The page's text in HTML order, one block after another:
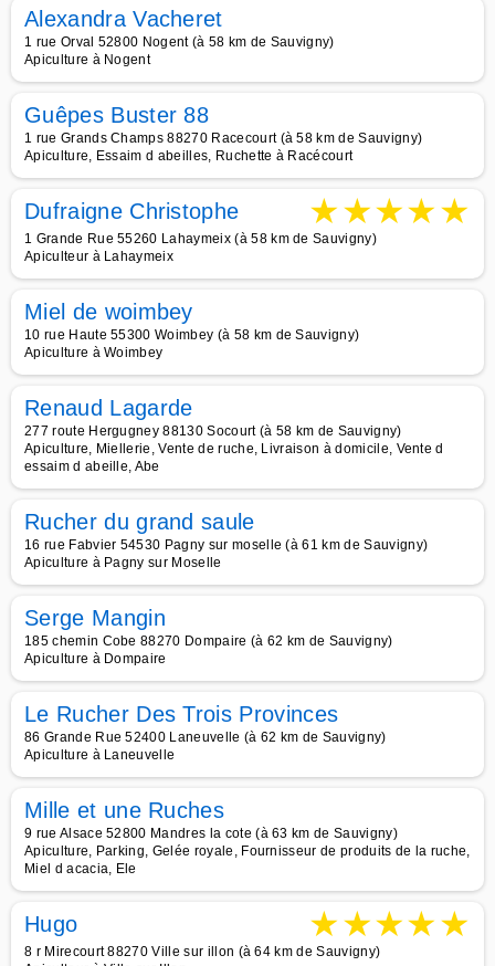
Alexandra Vacheret
1 rue Orval 52800 Nogent (à 58 km de Sauvigny)
Apiculture à Nogent
Guêpes Buster 88
1 rue Grands Champs 88270 Racecourt (à 58 km de Sauvigny)
Apiculture, Essaim d abeilles, Ruchette à Racécourt
Dufraigne Christophe ★★★★★
1 Grande Rue 55260 Lahaymeix (à 58 km de Sauvigny)
Apiculteur à Lahaymeix
Miel de woimbey
10 rue Haute 55300 Woimbey (à 58 km de Sauvigny)
Apiculture à Woimbey
Renaud Lagarde
277 route Hergugney 88130 Socourt (à 58 km de Sauvigny)
Apiculture, Miellerie, Vente de ruche, Livraison à domicile, Vente d
essaim d abeille, Abe
Rucher du grand saule
16 rue Fabvier 54530 Pagny sur moselle (à 61 km de Sauvigny)
Apiculture à Pagny sur Moselle
Serge Mangin
185 chemin Cobe 88270 Dompaire (à 62 km de Sauvigny)
Apiculture à Dompaire
Le Rucher Des Trois Provinces
86 Grande Rue 52400 Laneuvelle (à 62 km de Sauvigny)
Apiculture à Laneuvelle
Mille et une Ruches
9 rue Alsace 52800 Mandres la cote (à 63 km de Sauvigny)
Apiculture, Parking, Gelée royale, Fournisseur de produits de la ruche,
Miel d acacia, Ele
Hugo ★★★★★
8 r Mirecourt 88270 Ville sur illon (à 64 km de Sauvigny)